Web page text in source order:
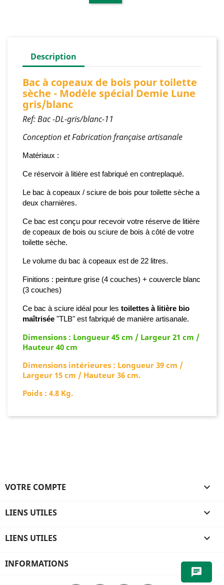
Description
Bac à copeaux de bois pour toilette
sèche - Modèle spécial Demie Lune
gris/blanc
Ref: Bac -DL-gris/blanc-11
Conception et Fabrication française artisanale
Matériaux :
Ce réservoir à litière est fabriqué en contreplaqué.
Le bac à copeaux / sciure de bois pour toilette sèche a
deux charnières.
Ce bac est conçu pour recevoir votre réserve de litière
de copeaux de bois ou sciure de bois à côté de votre
toilette sèche.
Le volume du bac à copeaux est de 22 litres.
Finitions : peinture grise (4 couches) + couvercle blanc
(3 couches)
Ce bac à sciure idéal pour les toilettes à litière bio
maîtrisée "TLB" est fabriqué de manière artisanale.
Dimensions : Longueur 45 cm / Largeur 21 cm /
Hauteur 40 cm
Dimensions intérieures : Longueur 39 cm /
Largeur 15 cm / Hauteur 36 cm.
Poids : 4.8 Kg.
chat
VOTRE COMPTE 
LIENS UTILES 
LIENS UTILES 
INFORMATIONS